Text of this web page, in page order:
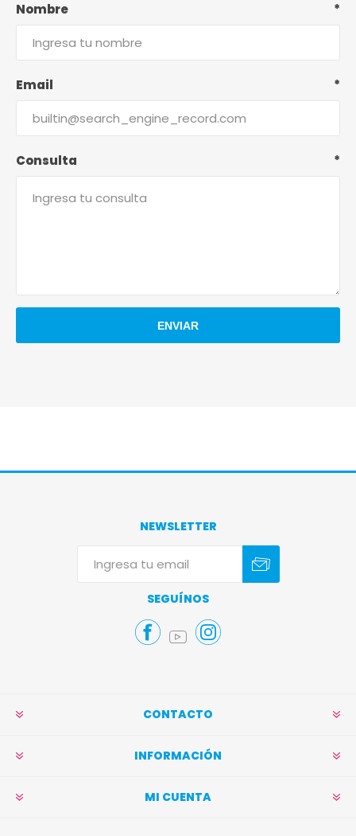
Nombre *
Email *
Consulta *
NEWSLETTER
SEGUÍNOS
CONTACTO
INFORMACIÓN
MI CUENTA